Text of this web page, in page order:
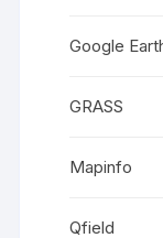
Google
GRASS
Mapinfo
Qfield